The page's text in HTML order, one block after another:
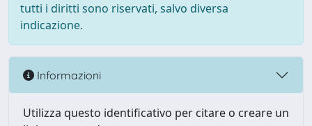
tutti i diritti sono riservati, salvo diversa
indicazione.
Informazioni
Utilizza questo identificativo per citare o creare un